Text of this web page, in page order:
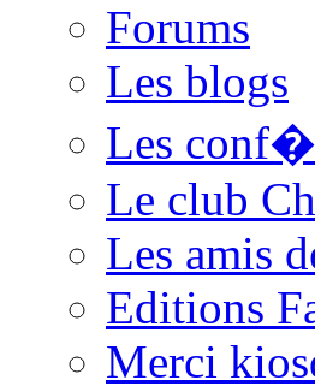
Forums
Les blogs
Les
Le club
Les amis
Editions
Merci